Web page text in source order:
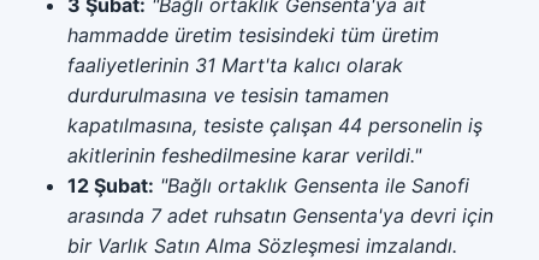
hammadde üretim tesisindeki tüm üretim
faaliyetlerinin 31 Mart'ta kalıcı olarak
durdurulmasına ve tesisin tamamen
kapatılmasına, tesiste çalışan 44 personelin iş
akitlerinin feshedilmesine karar verildi."
12 Şubat: "Bağlı ortaklık Gensenta ile Sanofi
arasında 7 adet ruhsatın Gensenta'ya devri için
bir Varlık Satın Alma Sözleşmesi imzalandı.